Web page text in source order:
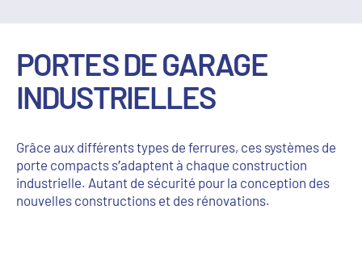
PORTES DE GARAGE
INDUSTRIELLES
Grâce aux différents types de ferrures, ces systèmes de
porte compacts s’adaptent à chaque construction
industrielle. Autant de sécurité pour la conception des
nouvelles constructions et des rénovations.